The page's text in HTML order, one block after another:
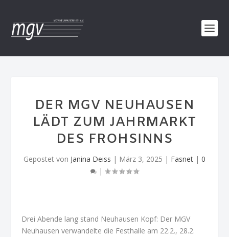
DER MGV NEUHAUSEN
LÄDT ZUM JAHRMARKT
DES FROHSINNS
Gepostet von Janina Deiss | März 3, 2025 | Fasnet | 0
|
Drei Abende lang stand Neuhausen Kopf: Der MGV
Neuhausen verwandelte die Festhalle am 22.2., 28.2.